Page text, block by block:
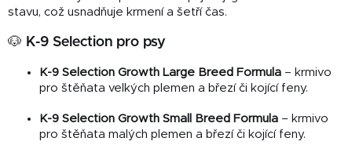
stavu, což usnadňuje krmení a šetří čas.
🐶 K-9 Selection pro psy
K-9 Selection Growth Large Breed Formula – krmivo
pro štěňata velkých plemen a březí či kojící feny.
K-9 Selection Growth Small Breed Formula – krmivo
pro štěňata malých plemen a březí či kojící feny.